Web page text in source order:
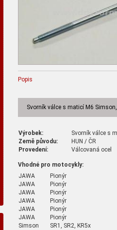
Popis
Svorník válce s maticí M6
Výrobek:
Svorník válce s
Země původu:
HUN / ČR
Provedení:
Válcovaná ocel
Vhodné pro motocykly:
JAWA
Pionýr
JAWA
Pionýr
JAWA
Pionýr
JAWA
Pionýr
JAWA
Pionýr
JAWA
Pionýr
Simson
SR1, SR2, KR5x